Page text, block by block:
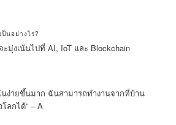
นอย่างไร?
มุ่งเน้นไปที่ AI, IoT และ Blockchain
ง่ายขึ้นมาก ฉันสามารถทำงานจากที่บ้าน
ลกได้” – A